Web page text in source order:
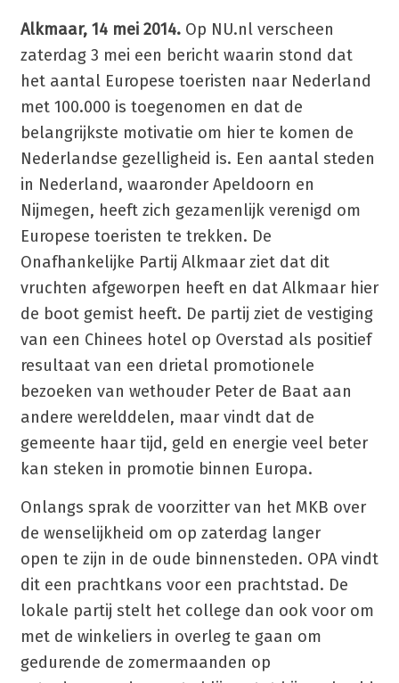
Alkmaar, 14 mei 2014.Op NU.nl verscheen
zaterdag 3 mei een bericht waarin stond dat
het aantal Europese toeristen naar Nederland
met 100.000 is toegenomen en dat de
belangrijkste motivatie om hier te komen de
Nederlandse gezelligheid is. Een aantal steden
in Nederland, waaronder Apeldoorn en
Nijmegen, heeft zich gezamenlijk verenigd om
Europese toeristen te trekken. De
Onafhankelijke Partij Alkmaar ziet dat dit
vruchten afgeworpen heeft en dat Alkmaar hier
de boot gemist heeft. De partij ziet de vestiging
van een Chinees hotel op Overstad als positief
resultaat van een drietal promotionele
bezoeken van wethouder Peter de Baat aan
andere werelddelen, maar vindt dat de
gemeente haar tijd, geld en energie veel beter
kan steken in promotie binnen Europa.
Onlangs sprak de voorzitter van het MKB over
de wenselijkheid om op zaterdag langer
open te zijn in de oude binnensteden. OPA vindt
dit een prachtkans voor een prachtstad. De
lokale partij stelt het college dan ook voor om
met de winkeliers in overleg te gaan om
gedurende de zomermaanden op